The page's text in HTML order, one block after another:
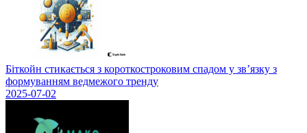
Біткойн стикається з короткостроковим спадом у зв’язку з
формуванням ведмежого тренду
2025-07-02